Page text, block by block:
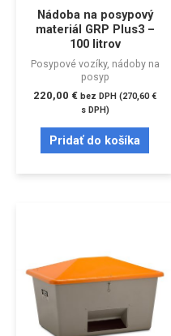
Nádoba na posypový
materiál GRP Plus3 –
100 litrov
Posypové vozíky, nádoby na
posyp
220,00 € bez DPH (270,60€
s DPH)
Pridať do košíka